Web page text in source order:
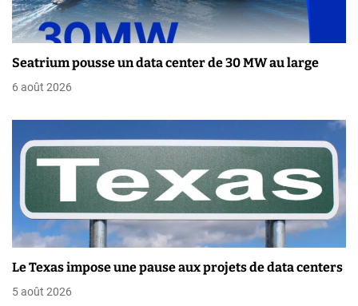
r
t
i
c
Seatrium pousse un data center de 30 MW au large
6 août 2026
Le Texas impose une pause aux projets de data centers
5 août 2026